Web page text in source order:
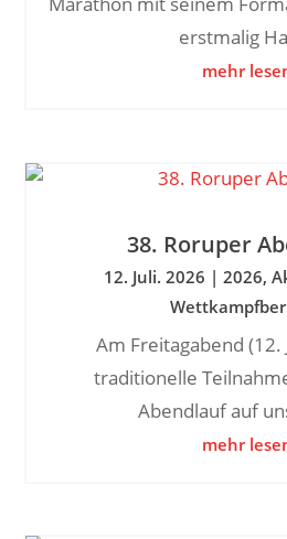
erstmalig
mehr
38. Roruper
12. Juli. 2026 | 2026,
Am Freitagabend (12.
traditionelle
Abendlauf auf
mehr